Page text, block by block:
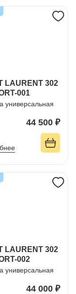
LAURENT 302
001
универсальная
44 500 ₽
LAURENT 302
002
универсальная
44 000 ₽